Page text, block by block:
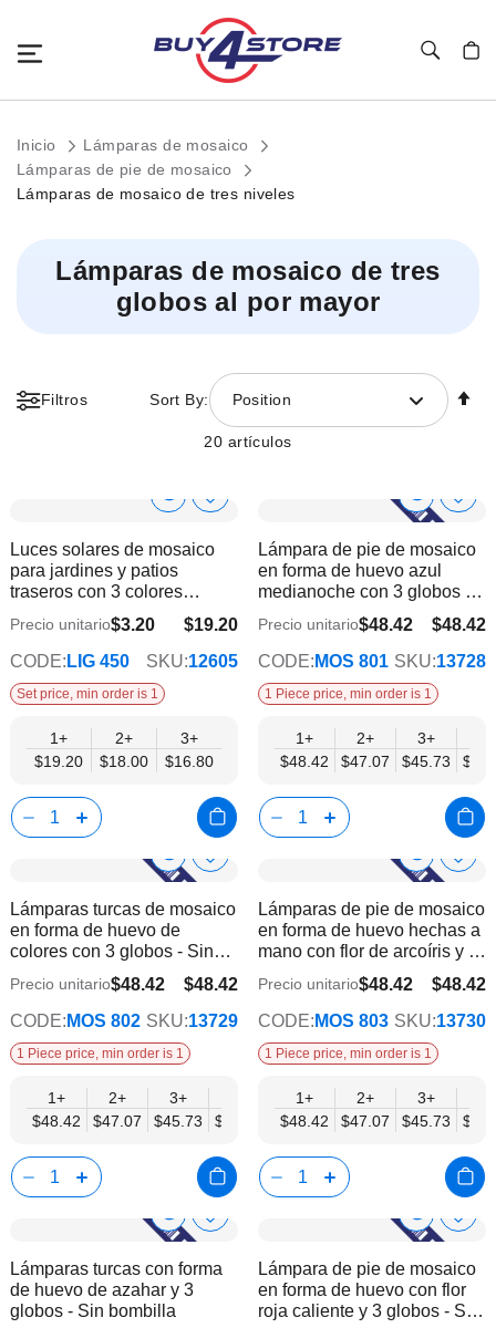
Inicio
Lámparas de mosaico
Lámparas de pie de mosaico
Lámparas de mosaico de tres niveles
Lámparas de mosaico de tres
globos al por mayor
20 artículos
Filtros Sort By: Position
Show
Info
Añadir
la
deseos
Luces solares de mosaico
para jardines y patios
traseros con 3 colores
combinados | 6 piezas
$19.20
$16.80
Precio unitario$3.20
CODE: LIG 450 SKU:12605
Set price, min order is 1
1+
$19.20
2+
$18.00
3+
$16.80
Show
Info la
de
Lámpara de pie de mosaico
en forma de huevo azul
medianoche con 3 globos -
$48.42
$37.66
Precio unitario$48.42
CODE: MOS 801 SKU:13728
1 Piece price, min order is 1
1+
$48.42
2+
$47.07
3+
$45.73
Show
Info
Añadir
la
de
deseos
Lámparas turcas de mosaico
en forma de huevo de
colores con 3 globos - Sin
$48.42
$37.66
Precio unitario$48.42
CODE: MOS 802 SKU:13729
1 Piece price, min order is 1
1+
$48.42
2+
$47.07
3+
$45.73
$44.38
9+
$43.04
12+
$41.70
15+
$40.35
Show
Info la
lista
de
Lámparas de pie de mosaico
en forma de huevo hechas a
mano con flor de arcoíris y 3
globos - Sin bombilla
$48.42
$37.66
Precio unitario$48.42
CODE: MOS 803 SKU:13730
1 Piece price, min order is 1
1+
$48.42
2+
$47.07
3+
$45.73
Show
Info
Añadir
la
Lámparas turcas con forma
de huevo de azahar y 3
globos - Sin bombilla
Show
Info la
lista
de
Lámpara de pie de mosaico
en forma de huevo con flor
roja caliente y 3 globos - Sin